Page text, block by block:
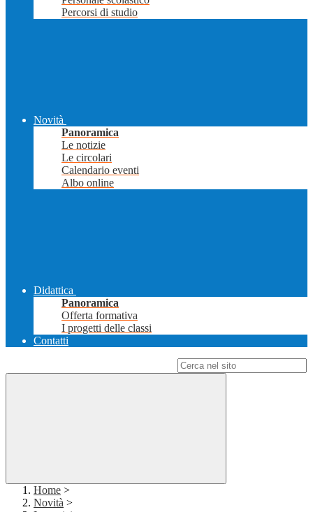
Percorsi di studio
Novità
Panoramica
Le notizie
Le circolari
Calendario eventi
Albo online
Didattica
Panoramica
Offerta formativa
I progetti delle classi
Contatti
Home >
Novità >